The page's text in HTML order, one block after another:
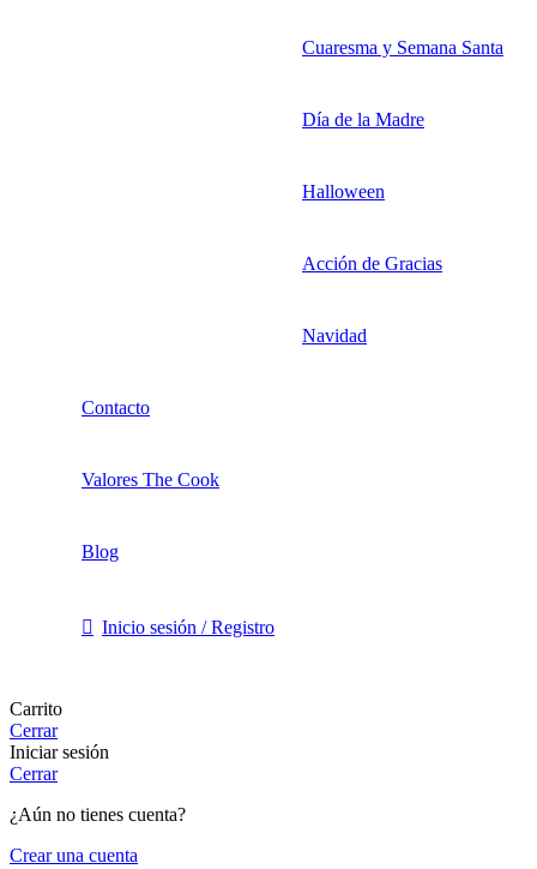
Cuaresma y Semana Santa
Día de la Madre
Halloween
Acción de Gracias
Navidad
Contacto
Valores The Cook
Blog
Inicio sesión / Registro
Carrito
Cerrar
Iniciar sesión
Cerrar
¿Aún no tienes cuenta?
Crear una cuenta